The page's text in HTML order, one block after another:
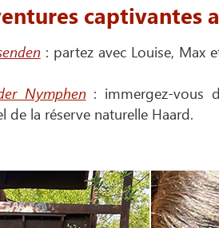
captivantes
: partez avec Louise, Max
Nymphen: immergez-vous
de la réserve naturelle Haard.